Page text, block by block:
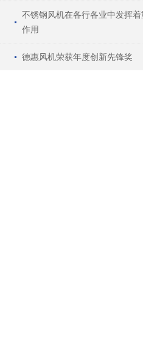
不锈钢风机在各行各业中发挥着
作用
德惠风机荣获年度创新先锋奖